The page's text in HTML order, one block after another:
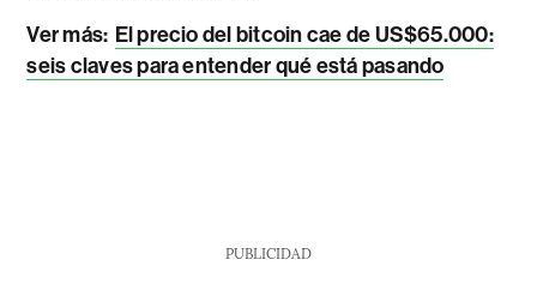
Ver más: El precio del bitcoin cae de US$65.000:
seis claves para entender qué está pasando
PUBLICIDAD